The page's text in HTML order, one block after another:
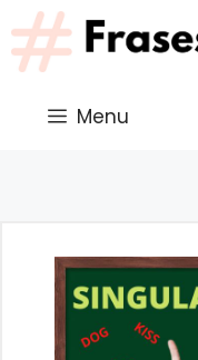
Saltar
al
contenido
Menu